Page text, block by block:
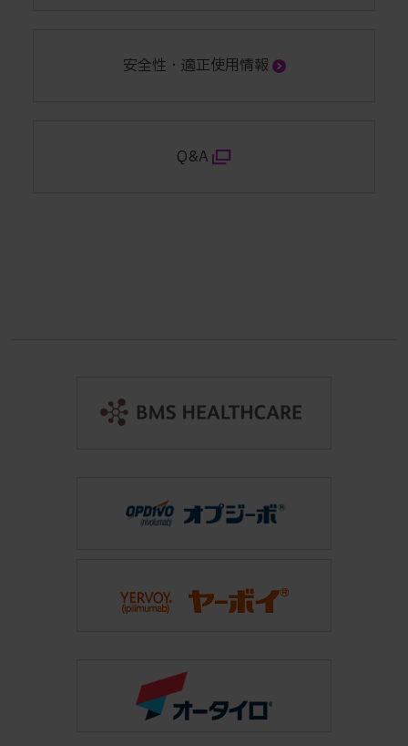
安全性・適正使用情報
Q&A